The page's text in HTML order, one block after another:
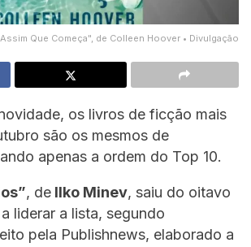
Que Começa", de Colleen Hoover • Divulgação
os livros de ficção mais
são os mesmos de
apenas a ordem do Top 10.
, de Ilko Minev, saiu do oitavo
liderar a lista, segundo
pela Publishnews, elaborado a